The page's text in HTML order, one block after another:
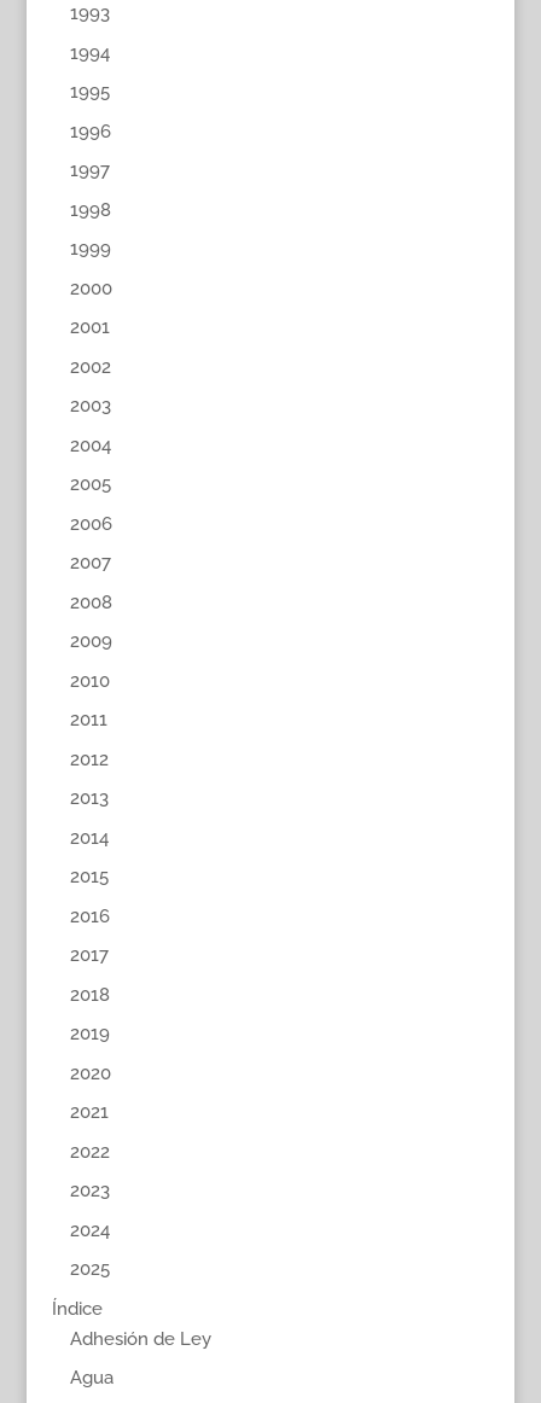
1993
1994
1995
1996
1997
1998
1999
2000
2001
2002
2003
2004
2005
2006
2007
2008
2009
2010
2011
2012
2013
2014
2015
2016
2017
2018
2019
2020
2021
2022
2023
2024
2025
Índice
Adhesión de Ley
Agua